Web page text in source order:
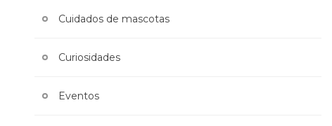
Cuidados de mascotas
Curiosidades
Eventos